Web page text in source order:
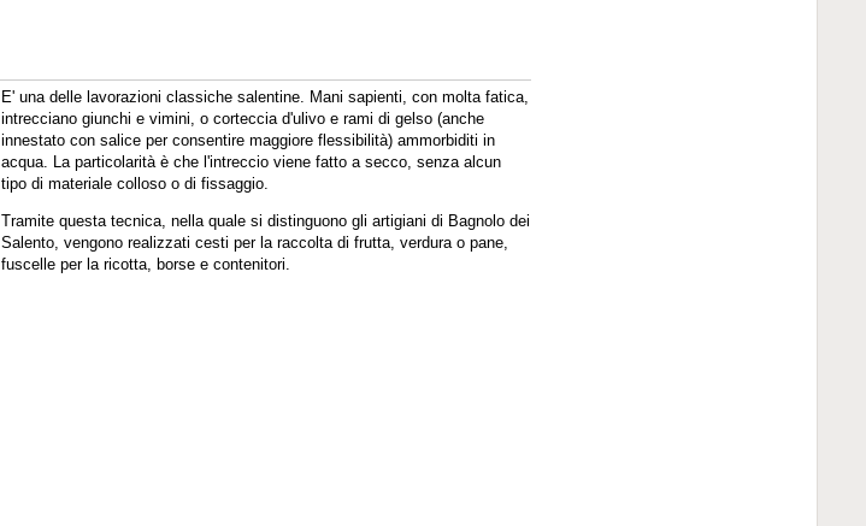
E' una delle lavorazioni classiche salentine. Mani sapienti, con molta fatica,
intrecciano giunchi e vimini, o corteccia d'ulivo e rami di gelso (anche
innestato con salice per consentire maggiore flessibilità) ammorbiditi in
acqua. La particolarità è che l'intreccio viene fatto a secco, senza alcun
tipo di materiale colloso o di fissaggio.
Tramite questa tecnica, nella quale si distinguono gli artigiani di Bagnolo dei
Salento, vengono realizzati cesti per la raccolta di frutta, verdura o pane,
fuscelle per la ricotta, borse e contenitori.